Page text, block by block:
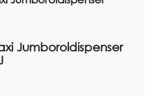
Jumboroldispenser